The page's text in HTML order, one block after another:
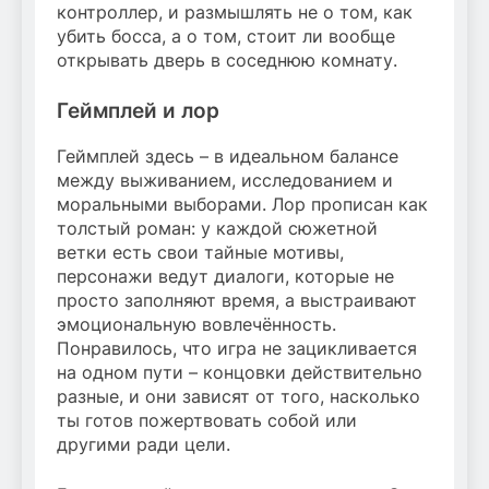
контроллер, и размышлять не о том, как
убить босса, а о том, стоит ли вообще
открывать дверь в соседнюю комнату.
Геймплей и лор
Геймплей здесь – в идеальном балансе
между выживанием, исследованием и
моральными выборами. Лор прописан как
толстый роман: у каждой сюжетной
ветки есть свои тайные мотивы,
персонажи ведут диалоги, которые не
просто заполняют время, а выстраивают
эмоциональную вовлечённость.
Понравилось, что игра не зацикливается
на одном пути – концовки действительно
разные, и они зависят от того, насколько
ты готов пожертвовать собой или
другими ради цели.